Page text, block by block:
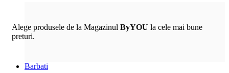
Alege produsele de la Magazinul ByYOU la cele mai bune
preturi.
Barbati